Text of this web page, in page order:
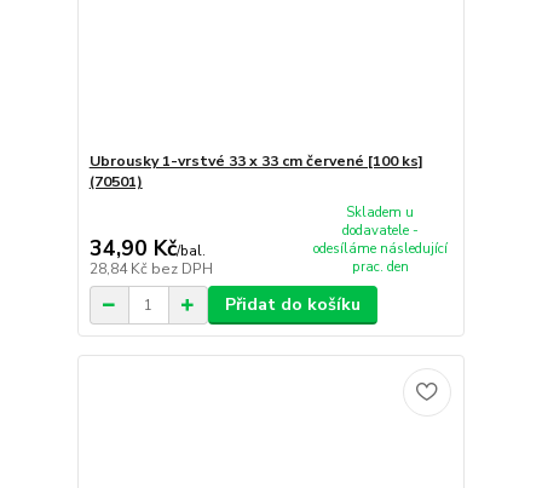
Ubrousky 1-vrstvé 33 x 33 cm červené [100 ks]
(70501)
34,90 Kč/bal.
28,84 Kč bez DPH
Skladem u
dodavatele -
odesíláme následující
prac. den
Přidat do košíku